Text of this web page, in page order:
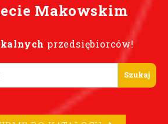
Makowskim
przedsiębiorców!